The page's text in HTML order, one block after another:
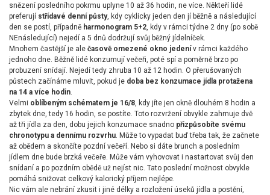
snězení posledního pokrmu uplyne 10 až 36 hodin, ne více. Někteří lidé
preferují střídavé denní půsty, kdy cyklicky jeden den jí běžně a následující
den se postí, případně harmonogram 5+2 , kdy v rámci týdne 2 dny (po sobě
NEnásledující) nejedí a 5 dnů dodržují svůj běžný jídelníček.
Mnohem častější je ale časově omezené okno jedenív rámci každého
jednoho dne. Běžně lidé konzumují večeři, poté spí a poměrně brzo po
probuzení snídají. Nejedí tedy zhruba 10 až 12 hodin. O přerušovaných
půstech začínáme mluvit, pokud je doba bez konzumace jídla protažena
na 14 a více hodin
Velmi oblíbeným schématem je 16/8 , kdy jíte jen okně dlouhém 8 hodin a
zbytek dne, tedy 16 hodin, se postíte. Toto rozvržení obvykle zahrnuje dvě
až tři jídla za den, dobu jejich konzumace snadno přizpůsobíte svému
chronotypu a dennímu rozvrhu . Může to vypadat buď třeba tak, že začnete
až obědem a skončíte pozdní večeří. Nebo si dáte brunch a posledním
jídlem dne bude brzká večeře. Může vám vyhovovat i nastartovat svůj den
snídaní a po pozdním obědě už nejíst nic. Tato poslední možnost obvykle
pomáhá snižovat celkový kalorický příjem nejlépe.
Nic vám ale nebrání zkusit i jiné délky a rozložení úseků jídla a postění,